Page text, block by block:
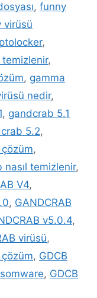
, funny
virüsü
,
temizlenir,
, gamma
nedir,
, gandcrab 5.1
5.2,
,
nasıl temizlenir,
V4,
, GANDCRAB
v5.0.4,
virüsü,
çözüm, GDCB
, GDCB